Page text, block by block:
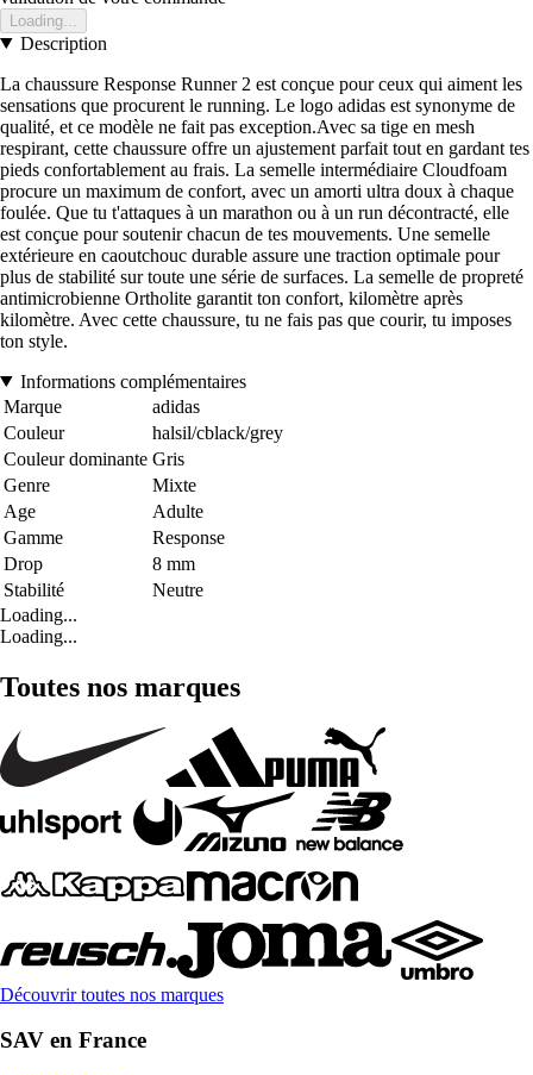
Loading...
Description
La chaussure Response Runner 2 est conçue pour ceux qui aiment les
sensations que procurent le running. Le logo adidas est synonyme de
qualité, et ce modèle ne fait pas exception.Avec sa tige en mesh
respirant, cette chaussure offre un ajustement parfait tout en gardant tes
pieds confortablement au frais. La semelle intermédiaire Cloudfoam
procure un maximum de confort, avec un amorti ultra doux à chaque
foulée. Que tu t'attaques à un marathon ou à un run décontracté, elle
est conçue pour soutenir chacun de tes mouvements. Une semelle
extérieure en caoutchouc durable assure une traction optimale pour
plus de stabilité sur toute une série de surfaces. La semelle de propreté
antimicrobienne Ortholite garantit ton confort, kilomètre après
kilomètre. Avec cette chaussure, tu ne fais pas que courir, tu imposes
ton style.
Informations complémentaires
Marque
adidas
Couleur
halsil/cblack/grey
Couleur dominante Gris
Genre
Mixte
Age
Adulte
Gamme
Response
Drop
8 mm
Stabilité
Neutre
Loading...
Loading...
Toutes nos marques
Découvrir toutes nos marques
SAV en France